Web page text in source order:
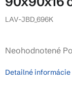
LAV-JBD_696K
Priemerné
produktu
Neohodnotené
Detailné informácie